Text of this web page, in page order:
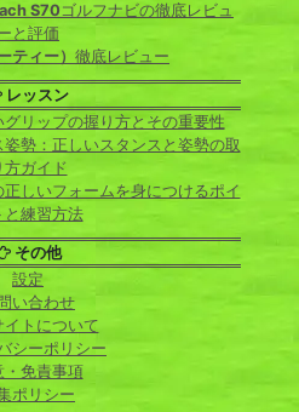
S70ゴルフナビの徹底レビュ
と評価
ティー） 徹底レビュー
レッスン
グリップの握り方とその重要性
姿勢：正しいスタンスと姿勢の取
方ガイド
正しいフォームを身につけるポイ
と練習方法
その他
設定
い合わせ
イトについて
シーポリシー
・免責事項
ポリシー